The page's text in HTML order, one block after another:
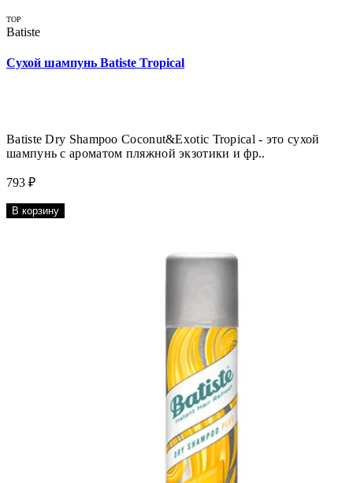
TOP
Batiste
Сухой шампунь Batiste Tropical
Batiste Dry Shampoo Coconut&Exotic Tropical - это сухой
шампунь с ароматом пляжной экзотики и фр..
793 ₽
В корзину